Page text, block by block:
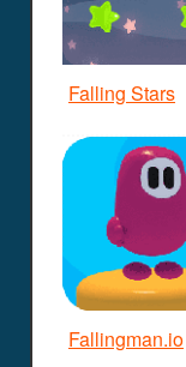
Falling Stars
Fallingman.io